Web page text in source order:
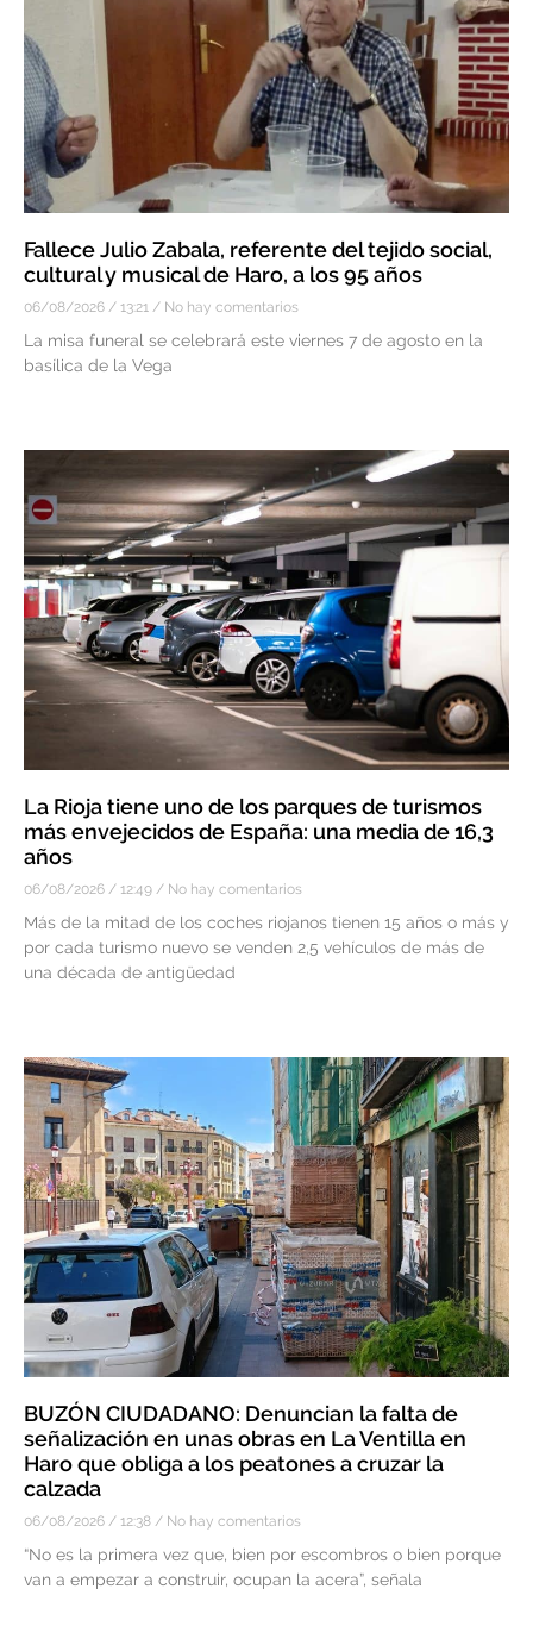
Fallece Julio Zabala, referente del tejido social,
cultural y musical de Haro, a los 95 años
06/08/2026 13:21 No hay comentarios
La misa funeral se celebrará este viernes 7 de agosto en la
basílica de la Vega
La Rioja tiene uno de los parques de turismos
más envejecidos de España: una media de 16,3
años
06/08/2026 12:49 No hay comentarios
Más de la mitad de los coches riojanos tienen 15 años o más y
por cada turismo nuevo se venden 2,5 vehículos de más de
una década de antigüedad
BUZÓN CIUDADANO: Denuncian la falta de
señalización en unas obras en La Ventilla en
Haro que obliga a los peatones a cruzar la
calzada
06/08/2026 12:38 No hay comentarios
“No es la primera vez que, bien por escombros o bien porque
van a empezar a construir, ocupan la acera”, señala